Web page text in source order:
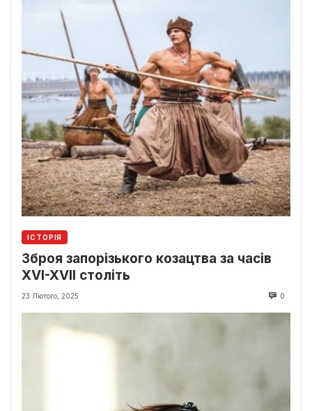
ІСТОРІЯ
Зброя запорізького козацтва за часів
XVI-XVII століть
23 Лютого, 2025 0